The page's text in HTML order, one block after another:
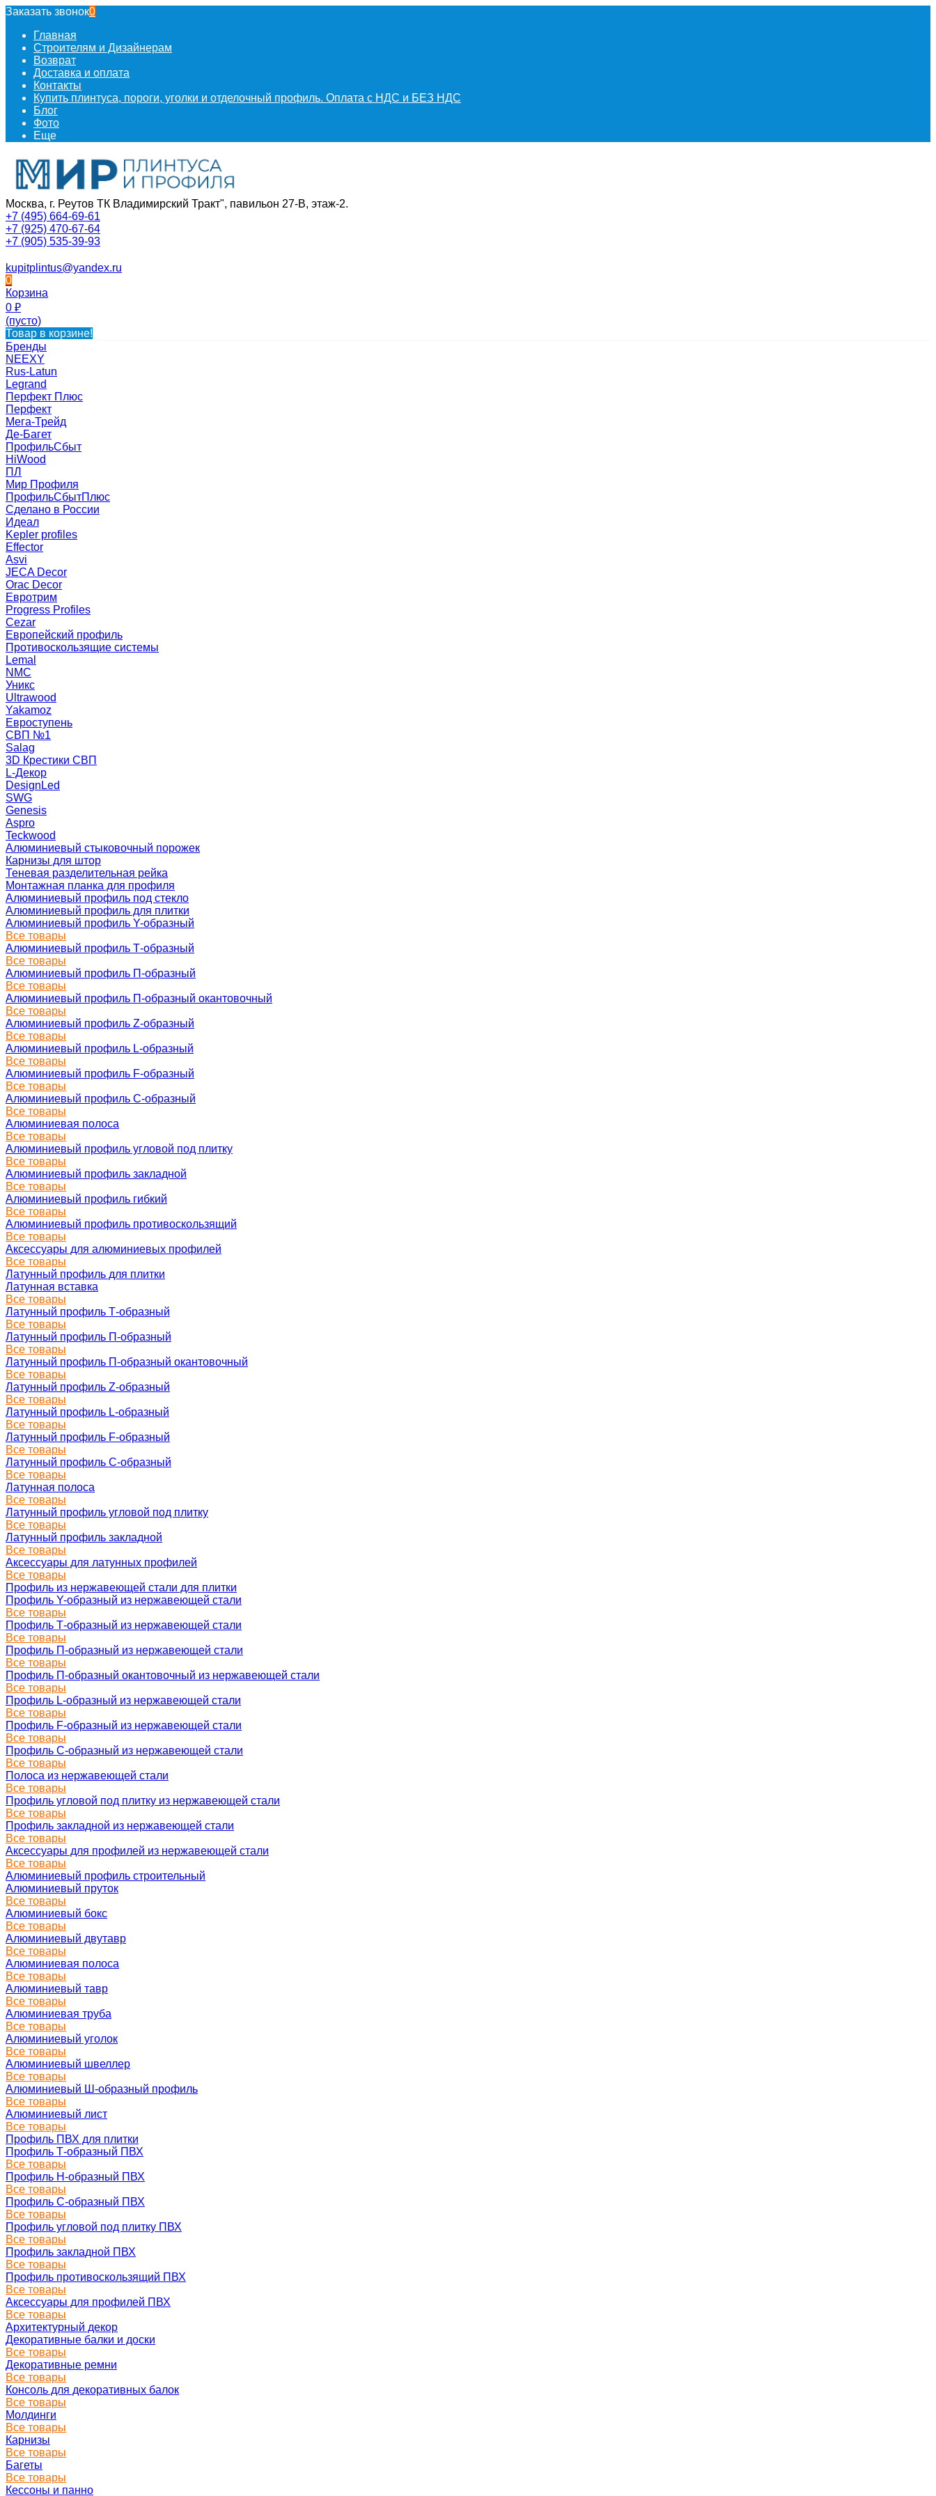
Заказать звонок0
Главная
Строителям и Дизайнерам
Возврат
Доставка и оплата
Контакты
Купить плинтуса, пороги, уголки и отделочный профиль. Оплата с НДС и БЕЗ НДС
Блог
Фото
Еще
Москва, г. Реутов ТК Владимирский Тракт", павильон 27-В, этаж-2.
+7 (495) 664-69-61
+7 (925) 470-67-64
+7 (905) 535-39-93
kupitplintus@yandex.ru
0
Корзина
0 ₽
(пусто)
Товар в корзине!
Бренды
NEEXY
Rus-Latun
Legrand
Перфект Плюс
Перфект
Мега-Трейд
Де-Багет
ПрофильСбыт
HiWood
ПЛ
Мир Профиля
ПрофильСбытПлюс
Сделано в России
Идеал
Kepler profiles
Effector
Asvi
JECA Decor
Orac Decor
Евротрим
Progress Profiles
Cezar
Европейский профиль
Противоскользящие системы
Lemal
NMC
Уникс
Ultrawood
Yakamoz
Евроступень
СВП №1
Salag
3D Крестики СВП
L-Декор
DesignLed
SWG
Genesis
Aspro
Teckwood
Алюминиевый стыковочный порожек
Карнизы для штор
Теневая разделительная рейка
Монтажная планка для профиля
Алюминиевый профиль под стекло
Алюминиевый профиль для плитки
Алюминиевый профиль Y-образный
Все товары
Алюминиевый профиль Т-образный
Все товары
Алюминиевый профиль П-образный
Все товары
Алюминиевый профиль П-образный окантовочный
Все товары
Алюминиевый профиль Z-образный
Все товары
Алюминиевый профиль L-образный
Все товары
Алюминиевый профиль F-образный
Все товары
Алюминиевый профиль C-образный
Все товары
Алюминиевая полоса
Все товары
Алюминиевый профиль угловой под плитку
Все товары
Алюминиевый профиль закладной
Все товары
Алюминиевый профиль гибкий
Все товары
Алюминиевый профиль противоскользящий
Все товары
Аксессуары для алюминиевых профилей
Все товары
Латунный профиль для плитки
Латунная вставка
Все товары
Латунный профиль Т-образный
Все товары
Латунный профиль П-образный
Все товары
Латунный профиль П-образный окантовочный
Все товары
Латунный профиль Z-образный
Все товары
Латунный профиль L-образный
Все товары
Латунный профиль F-образный
Все товары
Латунный профиль C-образный
Все товары
Латунная полоса
Все товары
Латунный профиль угловой под плитку
Все товары
Латунный профиль закладной
Все товары
Аксессуары для латунных профилей
Все товары
Профиль из нержавеющей стали для плитки
Профиль Y-образный из нержавеющей стали
Все товары
Профиль Т-образный из нержавеющей стали
Все товары
Профиль П-образный из нержавеющей стали
Все товары
Профиль П-образный окантовочный из нержавеющей стали
Все товары
Профиль L-образный из нержавеющей стали
Все товары
Профиль F-образный из нержавеющей стали
Все товары
Профиль C-образный из нержавеющей стали
Все товары
Полоса из нержавеющей стали
Все товары
Профиль угловой под плитку из нержавеющей стали
Все товары
Профиль закладной из нержавеющей стали
Все товары
Аксессуары для профилей из нержавеющей стали
Все товары
Алюминиевый профиль строительный
Алюминиевый пруток
Все товары
Алюминиевый бокс
Все товары
Алюминиевый двутавр
Все товары
Алюминиевая полоса
Все товары
Алюминиевый тавр
Все товары
Алюминиевая труба
Все товары
Алюминиевый уголок
Все товары
Алюминиевый швеллер
Все товары
Алюминиевый Ш-образный профиль
Все товары
Алюминиевый лист
Все товары
Профиль ПВХ для плитки
Профиль Т-образный ПВХ
Все товары
Профиль H-образный ПВХ
Все товары
Профиль C-образный ПВХ
Все товары
Профиль угловой под плитку ПВХ
Все товары
Профиль закладной ПВХ
Все товары
Профиль противоскользящий ПВХ
Все товары
Аксессуары для профилей ПВХ
Все товары
Архитектурный декор
Декоративные балки и доски
Все товары
Декоративные ремни
Все товары
Консоль для декоративных балок
Все товары
Молдинги
Все товары
Карнизы
Все товары
Багеты
Все товары
Кессоны и панно